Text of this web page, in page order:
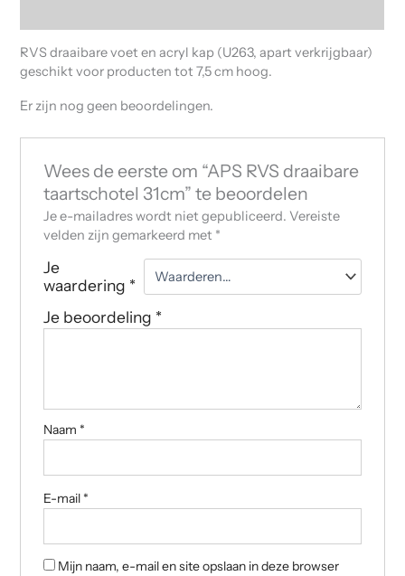
RVS draaibare voet en acryl kap (U263, apart verkrijgbaar)
geschikt voor producten tot 7,5 cm hoog.
Er zijn nog geen beoordelingen.
Wees de eerste om “APS RVS draaibare
taartschotel 31cm” te beoordelen
Je e-mailadres wordt niet gepubliceerd. Vereiste
velden zijn gemarkeerd met *
Je
waardering *
Je beoordeling *
Naam *
E-mail *
Mijn naam, e-mail en site opslaan in deze browser